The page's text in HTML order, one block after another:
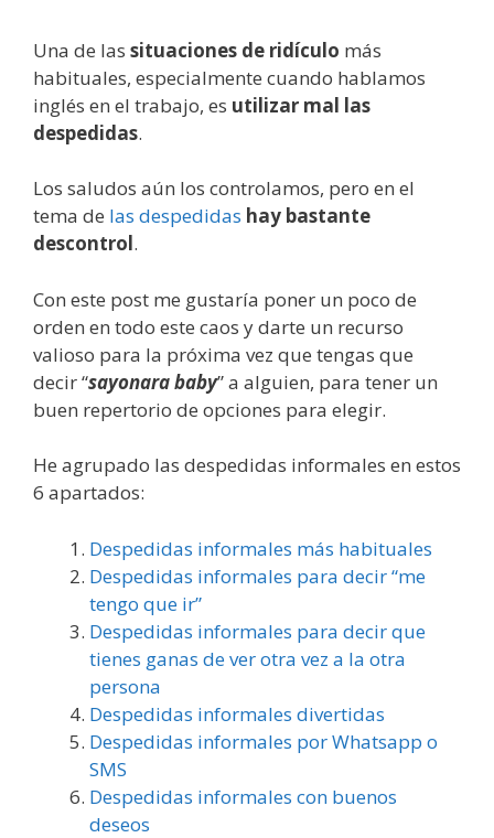
Una de las situaciones de ridículo más
habituales, especialmente cuando hablamos
inglés en el trabajo, es utilizar mal las
despedidas.
Los saludos aún los controlamos, pero en el
tema de las despedidas hay bastante
descontrol.
Con este post me gustaría poner un poco de
orden en todo este caos y darte un recurso
valioso para la próxima vez que tengas que
decir “sayonara baby” a alguien, para tener un
buen repertorio de opciones para elegir.
He agrupado las despedidas informales en estos
6 apartados:
Despedidas informales más habituales
Despedidas informales para decir “me
tengo que ir”
Despedidas informales para decir que
tienes ganas de ver otra vez a la otra
persona
Despedidas informales divertidas
Despedidas informales por Whatsapp o
SMS
Despedidas informales con buenos
deseos